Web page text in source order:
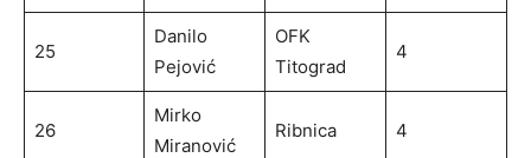
25
Danilo
Pejović
OFK
Titograd
4
26
Mirko
Miranović
Ribnica 4